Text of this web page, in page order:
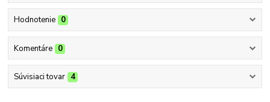
Hodnotenie 0
Komentáre 0
Súvisiaci tovar 4